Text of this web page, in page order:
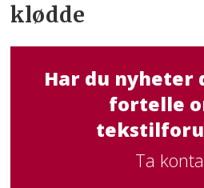
klødde
Har du nyheter
fortelle
Ta